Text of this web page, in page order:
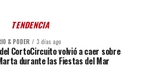
TENDENCIA
& PODER 3 días ago
CortoCircuito volvió a caer sobre
durante las Fiestas del Mar